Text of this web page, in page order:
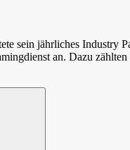
sein jährliches Industry
an. Dazu